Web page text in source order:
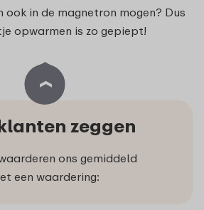
in de magnetron mogen? Dus
opwarmen is zo gepiept!
zeggen
ons gemiddeld
een waardering: